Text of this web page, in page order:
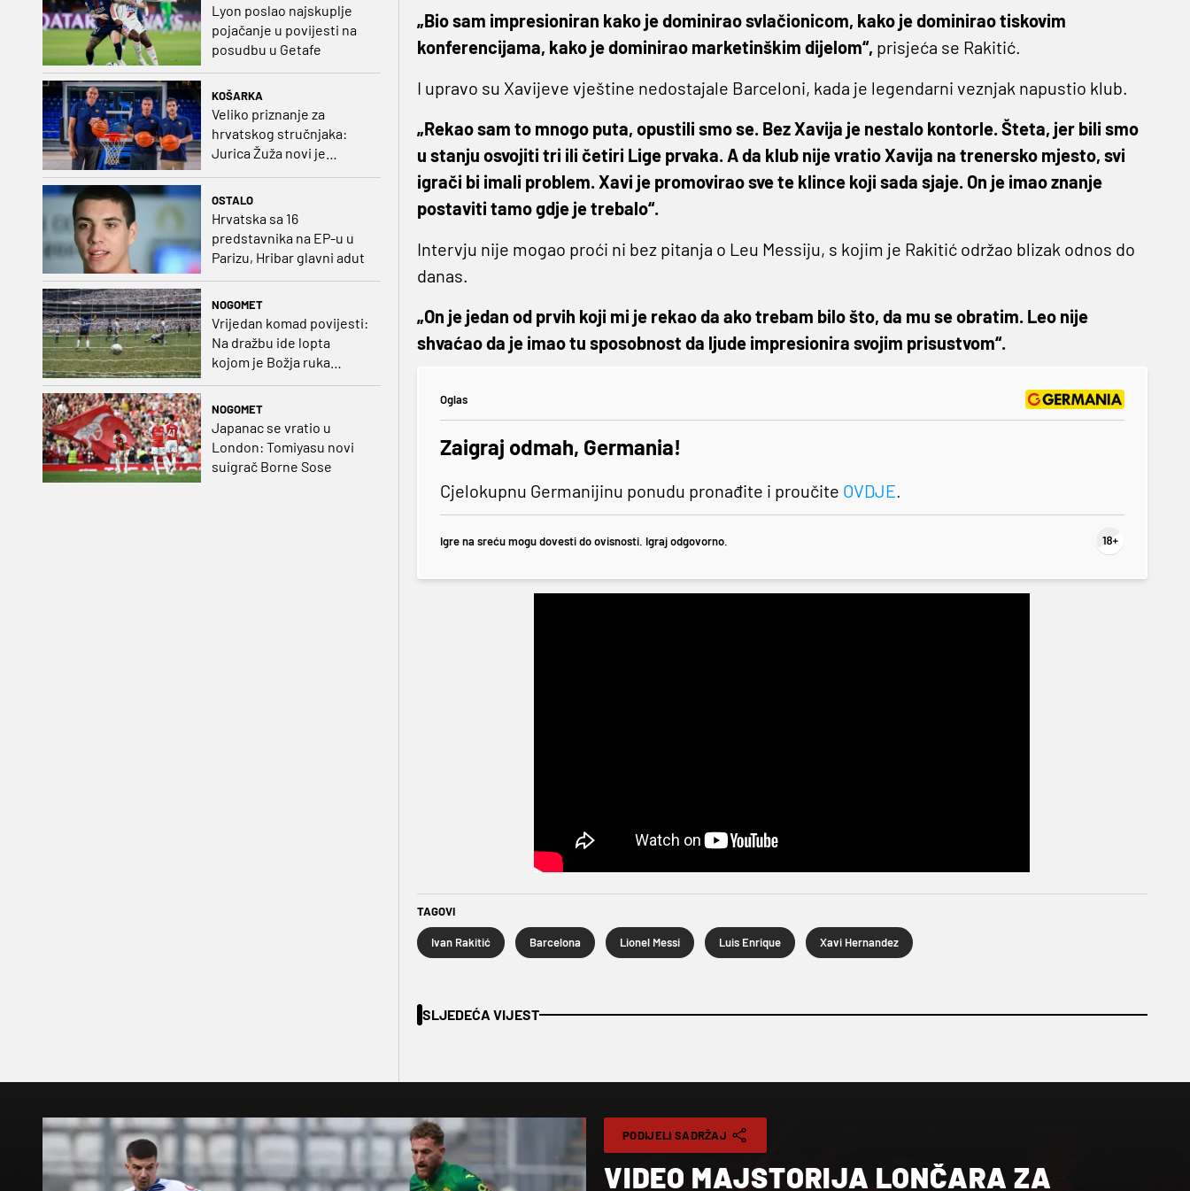
Lyon poslao najskuplje
pojačanje u povijesti na
posudbu u Getafe
KOŠARKA
Veliko priznanje za
hrvatskog stručnjaka:
Jurica Žuža novi je
OSTALO
Hrvatska sa 16
predstavnika na EP-u u
Parizu, Hribar glavni adut
NOGOMET
Vrijedan komad povijesti:
Na dražbu ide lopta
kojom je Božja ruka
NOGOMET
Japanac se vratio u
London: Tomiyasu novi
suigrač Borne Sose
„Bio sam impresioniran kako je dominirao svlačionicom, kako je dominirao tiskovim
konferencijama, kako je dominirao marketinškim dijelom“, prisjeća se Rakitić.
I upravo su Xavijeve vještine nedostajale Barceloni, kada je legendarni veznjak napustio klub.
„Rekao sam to mnogo puta, opustili smo se. Bez Xavija je nestalo kontorle. Šteta, jer bili smo
u stanju osvojiti tri ili četiri Lige prvaka. A da klub nije vratio Xavija na trenersko mjesto, svi
igrači bi imali problem. Xavi je promovirao sve te klince koji sada sjaje. On je imao znanje
postaviti tamo gdje je trebalo“.
Intervju nije mogao proći ni bez pitanja o Leu Messiju, s kojim je Rakitić održao blizak odnos do
danas.
„On je jedan od prvih koji mi je rekao da ako trebam bilo što, da mu se obratim. Leo nije
shvaćao da je imao tu sposobnost da ljude impresionira svojim prisustvom“.
Oglas
Zaigraj odmah, Germania!
Cjelokupnu Germanijinu ponudu pronađite i proučite OVDJE.
Igre na sreću mogu dovesti do ovisnosti. Igraj odgovorno.
TAGOVI
Ivan Rakitić Barcelona Lionel Messi Luis Enrique Xavi Hernandez
SLJEDEĆA VIJEST
PODIJELI SADRŽAJ
VIDEO MAJSTORIJA LONČARA ZA